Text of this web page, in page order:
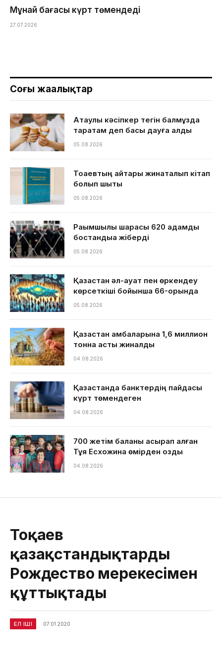
Мұнай бағасы күрт төмендеді
27.07.2026
Соңғы жаңалықтар
Ақтаулық кәсіпкер тегін балмұздақ
таратам деп басы дауға қалды
05.08.2026
Тоқаевтың айтқары жинақталып кітап
болып шықты
05.08.2026
Рақымшылық шарасы 620 адамды
бостандыққа жіберді
05.08.2026
Қазақстан әл-ауқат пен өркендеу
көрсеткіші бойынша 66-орында
05.08.2026
Қазақстан қамбаларына 1,6 миллион
тонна астық жиналды
04.08.2026
Қазақстанда банктердің пайдасы
күрт төмендеген
04.08.2026
700 жетім баланы асырап алған
Тұяқ Есхожина өмірден озды
04.08.2026
Тоқаев
қазақстандықтарды
Рождество мерекесімен
құттықтады
ЕЛ ІШІ 07.01.2020